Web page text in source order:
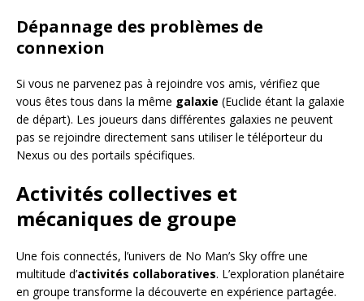
Dépannage des problèmes de
connexion
Si vous ne parvenez pas à rejoindre vos amis, vérifiez que
vous êtes tous dans la même galaxie (Euclide étant la galaxie
de départ). Les joueurs dans différentes galaxies ne peuvent
pas se rejoindre directement sans utiliser le téléporteur du
Nexus ou des portails spécifiques.
Activités collectives et
mécaniques de groupe
Une fois connectés, l’univers de No Man’s Sky offre une
multitude d’activités collaboratives. L’exploration planétaire
en groupe transforme la découverte en expérience partagée.